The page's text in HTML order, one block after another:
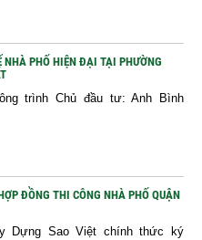
NHÀ PHỐ HIỆN ĐẠI TẠI PHƯỜNG
trình Chủ đầu tư: Anh Bình
ĐỒNG THI CÔNG NHÀ PHỐ QUẬN
Dựng Sao Việt chính thức ký